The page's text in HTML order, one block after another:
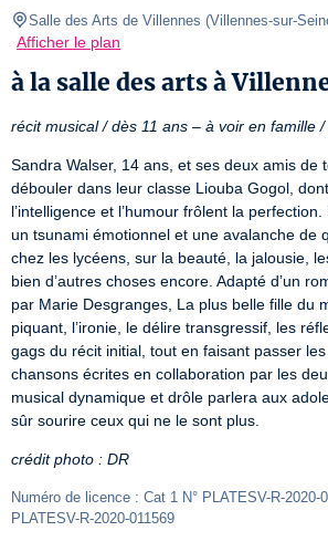
Salle des Arts de Villennes (Villennes-sur-
Afficher le plan
à la salle des arts à
récit musical / dès 11 ans – à voir en famille
Sandra Walser, 14 ans, et ses deux amis de
débouler dans leur classe Liouba Gogol,
l’intelligence et l’humour frôlent la
un tsunami émotionnel et une avalanche de
chez les lycéens, sur la beauté, la jalousie,
bien d’autres choses encore. Adapté d’un
par Marie Desgranges, La plus belle fille du
piquant, l’ironie, le délire transgressif, les
gags du récit initial, tout en faisant passer
chansons écrites en collaboration par les
musical dynamique et drôle parlera aux
sûr sourire ceux qui ne le sont plus.
crédit photo : DR
Numéro de licence : Cat 1 N° PLATESV-R-2020-
PLATESV-R-2020-011569